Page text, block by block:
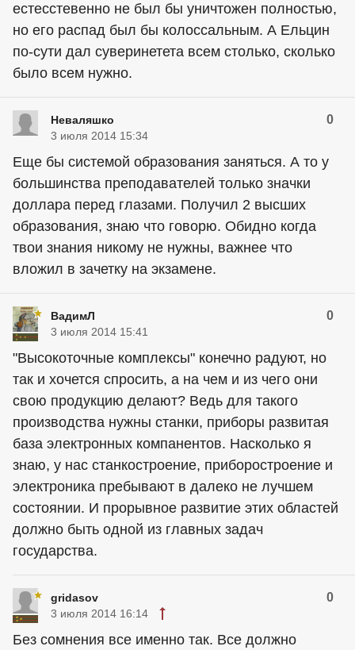
естесстевенно не был бы уничтожен полностью,
но его распад был бы колоссальным. А Ельцин
по-сути дал суверинетета всем столько, сколько
было всем нужно.
Неваляшко 0
3 июля 2014 15:34
Еще бы системой образования заняться. А то у
большинства преподавателей только значки
доллара перед глазами. Получил 2 высших
образования, знаю что говорю. Обидно когда
твои знания никому не нужны, важнее что
вложил в зачетку на экзамене.
ВадимЛ 0
3 июля 2014 15:41
"Высокоточные комплексы" конечно радуют, но
так и хочется спросить, а на чем и из чего они
свою продукцию делают? Ведь для такого
производства нужны станки, приборы развитая
база электронных компанентов. Насколько я
знаю, у нас станкостроение, приборостроение и
электроника пребывают в далеко не лучшем
состоянии. И прорывное развитие этих областей
должно быть одной из главных задач
государства.
gridasov 0
3 июля 2014 16:14
Без сомнения все именно так. Все должно